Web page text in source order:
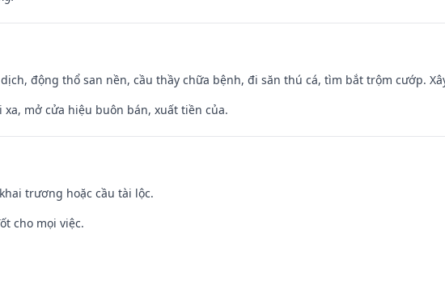
động thổ san nền, cầu thầy chữa bệnh, đi săn thú cá, tìm bắt trộm cướp.
xa, mở cửa hiệu buôn bán, xuất tiền của.
trương hoặc cầu tài lộc.
cho mọi việc.